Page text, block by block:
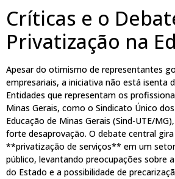
Críticas e o
Privatização na
Apesar do otimismo de representantes
empresariais, a iniciativa não está isenta
Entidades que representam os
Minas Gerais, como o Sindicato Único
Educação de Minas Gerais (Sind-UTE/
forte desaprovação. O debate central
**privatização de serviços** em um
público, levantando preocupações sobre
do Estado e a possibilidade de